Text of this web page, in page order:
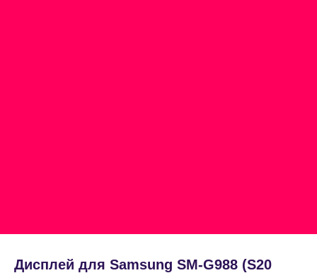
Дисплей для Samsung SM-G988 (S20